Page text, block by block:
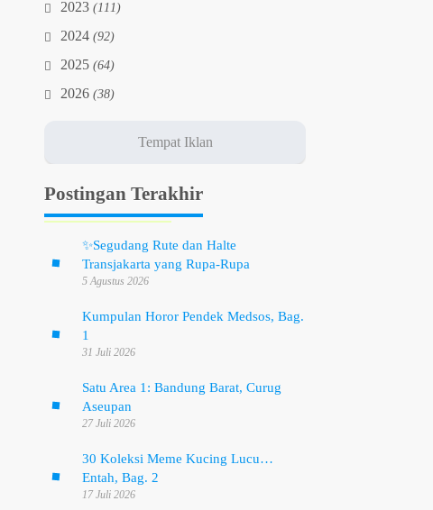
2023(111)
2024(92)
2025(64)
2026(38)
Postingan Terakhir
✨Segudang Rute dan Halte
Transjakarta yang Rupa-Rupa
5 Agustus 2026
Kumpulan Horor Pendek Medsos, Bag.
1
31 Juli 2026
Satu Area 1: Bandung Barat, Curug
Aseupan
27 Juli 2026
30 Koleksi Meme Kucing Lucu…
Entah, Bag. 2
17 Juli 2026